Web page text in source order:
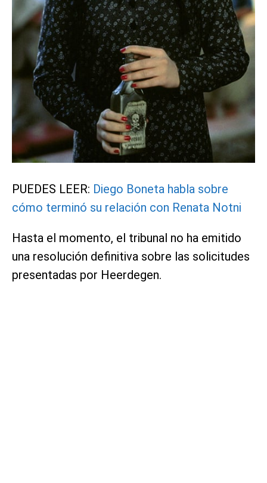
PUEDES LEER: Diego Boneta habla sobre
cómo terminó su relación con Renata Notni
Hasta el momento, el tribunal no ha emitido
una resolución definitiva sobre las solicitudes
presentadas por Heerdegen.